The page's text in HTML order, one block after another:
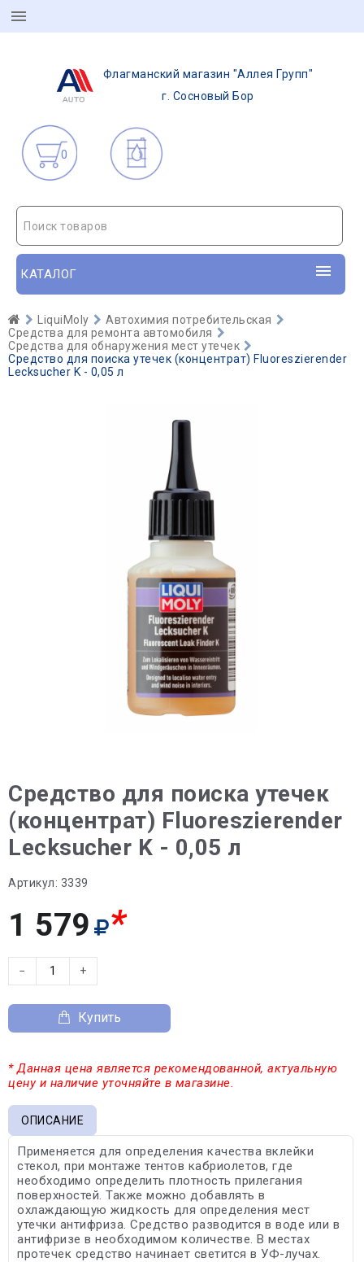
Флагманский магазин "Аллея Групп"
г. Сосновый Бор
0
Поиск товаров
КАТАЛОГ
LiquiMoly
Автохимия потребительская
Средства для ремонта автомобиля
Средства для обнаружения мест утечек
Средство для поиска утечек (концентрат) Fluoreszierender
Lecksucher K - 0,05 л
Средство для поиска утечек
(концентрат) Fluoreszierender
Lecksucher K - 0,05 л
Артикул: 3339
1 579 *
− +
Купить
* Данная цена является рекомендованной, актуальную
цену и наличие уточняйте в магазине.
ОПИСАНИЕ
Применяется для определения качества вклейки
стекол, при монтаже тентов кабриолетов, где
необходимо определить плотность прилегания
поверхностей. Также можно добавлять в
охлаждающую жидкость для определения мест
утечки антифриза. Средство разводится в воде или в
антифризе в необходимом количестве. В местах
протечек средство начинает светится в УФ-лучах.